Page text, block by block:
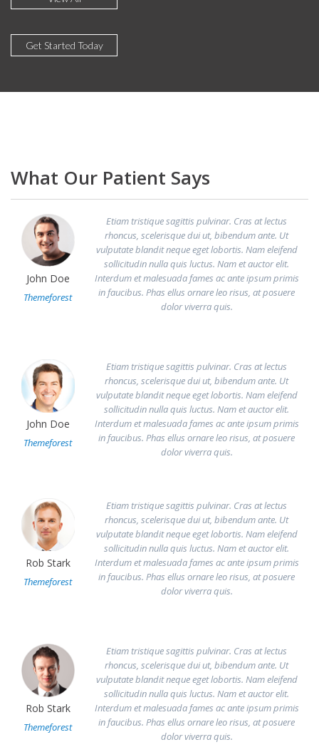
Get Started Today
What Our Patient Says
John Doe
Themeforest
Etiam tristique sagittis pulvinar. Cras at lectus
rhoncus, scelerisque dui ut, bibendum ante. Ut
vulputate blandit neque eget lobortis. Nam eleifend
sollicitudin nulla quis luctus. Nam et auctor elit.
Interdum et malesuada fames ac ante ipsum primis
in faucibus. Phas ellus ornare leo risus, at posuere
dolor viverra quis.
John Doe
Themeforest
Etiam tristique sagittis pulvinar. Cras at lectus
rhoncus, scelerisque dui ut, bibendum ante. Ut
vulputate blandit neque eget lobortis. Nam eleifend
sollicitudin nulla quis luctus. Nam et auctor elit.
Interdum et malesuada fames ac ante ipsum primis
in faucibus. Phas ellus ornare leo risus, at posuere
dolor viverra quis.
Rob Stark
Themeforest
Etiam tristique sagittis pulvinar. Cras at lectus
rhoncus, scelerisque dui ut, bibendum ante. Ut
vulputate blandit neque eget lobortis. Nam eleifend
sollicitudin nulla quis luctus. Nam et auctor elit.
Interdum et malesuada fames ac ante ipsum primis
in faucibus. Phas ellus ornare leo risus, at posuere
dolor viverra quis.
Rob Stark
Themeforest
Etiam tristique sagittis pulvinar. Cras at lectus
rhoncus, scelerisque dui ut, bibendum ante. Ut
vulputate blandit neque eget lobortis. Nam eleifend
sollicitudin nulla quis luctus. Nam et auctor elit.
Interdum et malesuada fames ac ante ipsum primis
in faucibus. Phas ellus ornare leo risus, at posuere
dolor viverra quis.